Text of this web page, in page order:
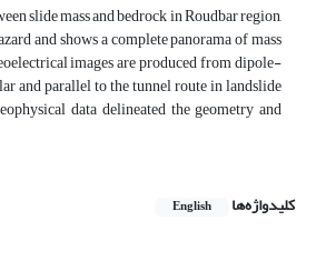
slide mass and bedrock in Roudbar region,
and shows a complete panorama of mass
images are produced from dipole-
and parallel to the tunnel route in landslide
data delineated the geometry and
کلیدواژه‌ها English